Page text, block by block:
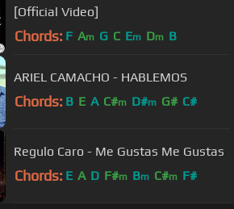
[Official Video]
Chords: F Am G C Em Dm B
ARIEL CAMACHO - HABLEMOS
Chords: B E A C#m D#m G# C#
Regulo Caro - Me Gustas Me Gustas
Chords: E A D F#m Bm C#m F#